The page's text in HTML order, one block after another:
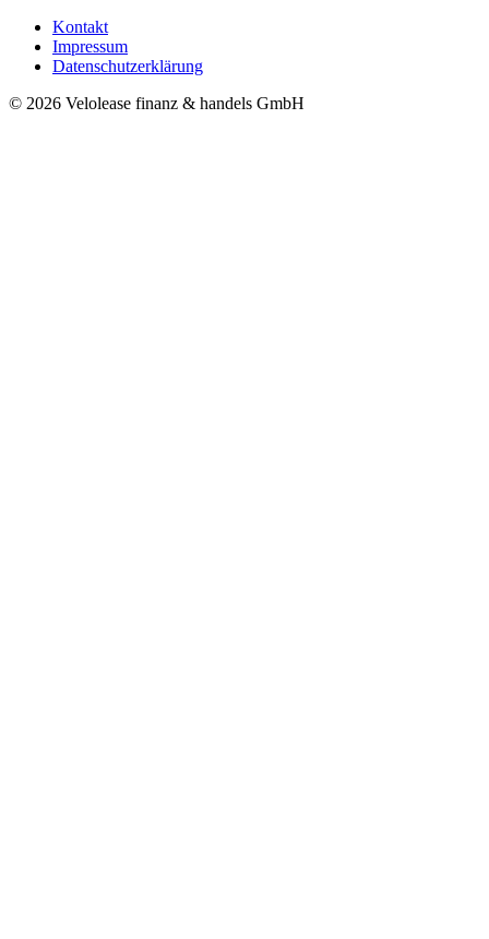
Kontakt
Impressum
Datenschutzerklärung
© 2026 Velolease finanz & handels GmbH